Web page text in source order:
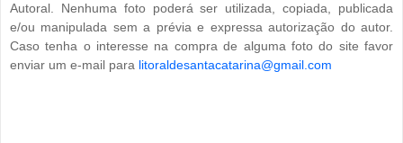
Autoral. Nenhuma foto poderá ser utilizada, copiada, publicada
e/ou manipulada sem a prévia e expressa autorização do autor.
Caso tenha o interesse na compra de alguma foto do site favor
enviar um e-mail para litoraldesantacatarina@gmail.com